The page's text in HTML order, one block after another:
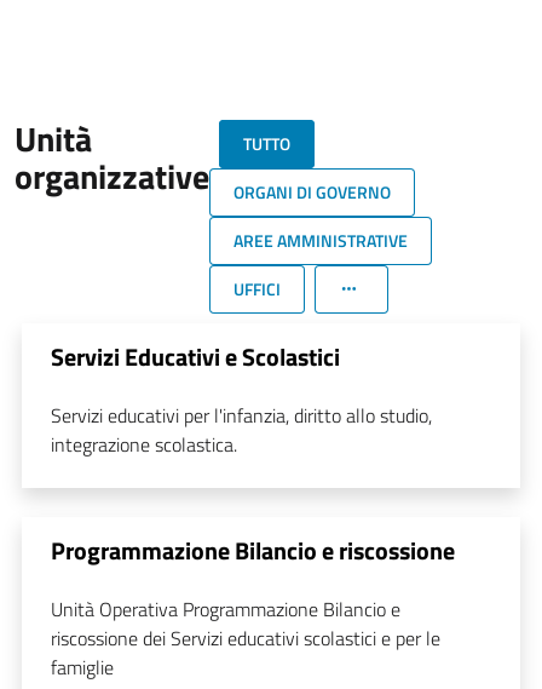
Unità
organizzative
TUTTO
ORGANI DI GOVERNO
AREE AMMINISTRATIVE
UFFICI
Servizi Educativi e Scolastici
Servizi educativi per l'infanzia, diritto allo studio,
integrazione scolastica.
Programmazione Bilancio e riscossione
Unità Operativa Programmazione Bilancio e
riscossione dei Servizi educativi scolastici e per le
famiglie